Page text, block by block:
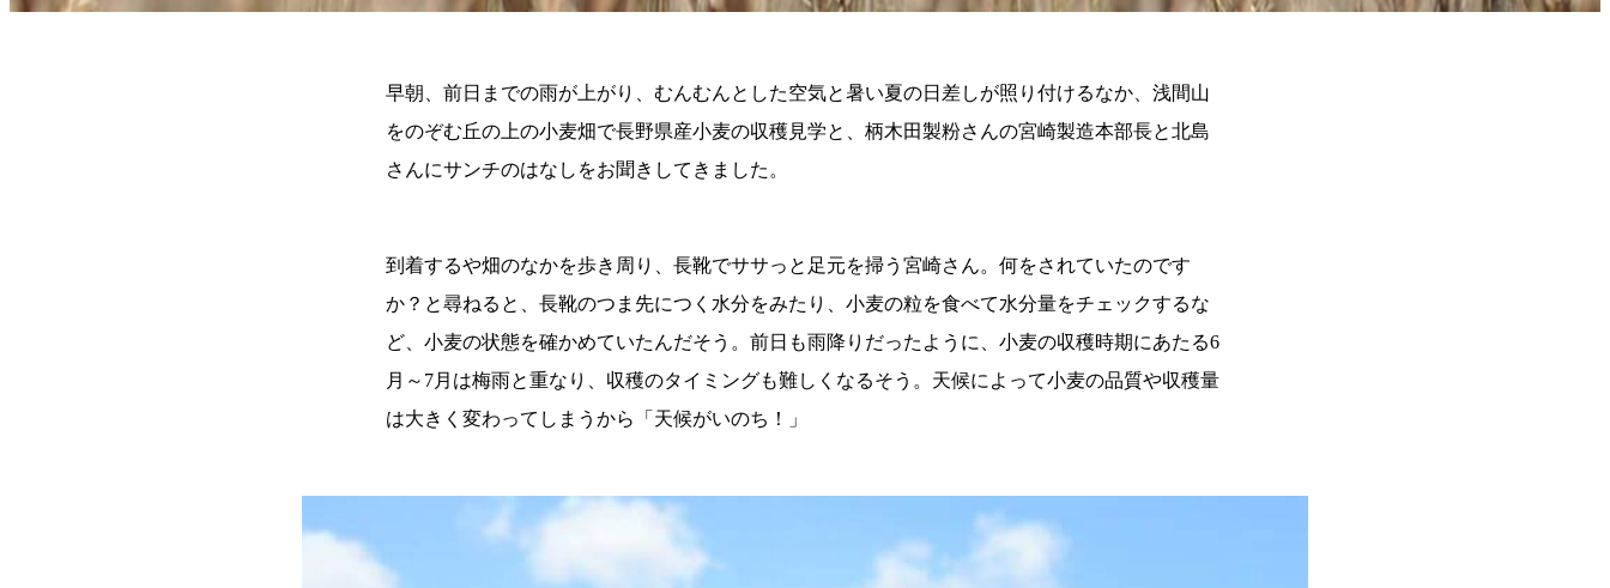
早朝、前日までの雨が上がり、むんむんとした空気と暑い夏の日差しが照り付けるなか、浅間山
をのぞむ丘の上の小麦畑で長野県産小麦の収穫見学と、柄木田製粉さんの宮崎製造本部長と北島
さんにサンチのはなしをお聞きしてきました。
到着するや畑のなかを歩き周り、長靴でササっと足元を掃う宮崎さん。何をされていたのです
か？と尋ねると、長靴のつま先につく水分をみたり、小麦の粒を食べて水分量をチェックするな
ど、小麦の状態を確かめていたんだそう。前日も雨降りだったように、小麦の収穫時期にあたる6
月～7月は梅雨と重なり、収穫のタイミングも難しくなるそう。天候によって小麦の品質や収穫量
は大きく変わってしまうから「天候がいのち！」